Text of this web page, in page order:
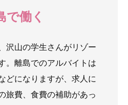
で働く
沢山の学生さんがリゾー
。離島でのアルバイトは
どになりますが、求人に
旅費、食費の補助があっ